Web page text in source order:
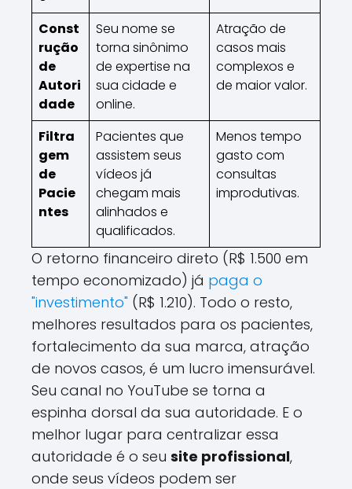
Const
rução
de
Autori
dade
Seu nome se
torna sinônimo
de expertise na
sua cidade e
online.
Atração de
casos mais
complexos e
de maior valor.
Filtra
gem
de
Pacie
ntes
Pacientes que
assistem seus
vídeos já
chegam mais
alinhados e
qualificados.
Menos tempo
gasto com
consultas
improdutivas.
O retorno financeiro direto (R$ 1.500 em
tempo economizado) já paga o
"investimento" (R$ 1.210). Todo o resto,
melhores resultados para os pacientes,
fortalecimento da sua marca, atração
de novos casos, é um lucro imensurável.
Seu canal no YouTube se torna a
espinha dorsal da sua autoridade. E o
melhor lugar para centralizar essa
autoridade é o seu site profissional,
onde seus vídeos podem ser